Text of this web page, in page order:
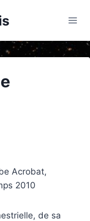
Acrobat,
2010
de sa